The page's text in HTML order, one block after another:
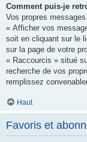
Comment puis-je
Vos propres
« Afficher vos
soit en cliquant sur le
sur la page de votre
« Raccourcis » situé
recherche de vos
remplissez
Haut
Favoris et